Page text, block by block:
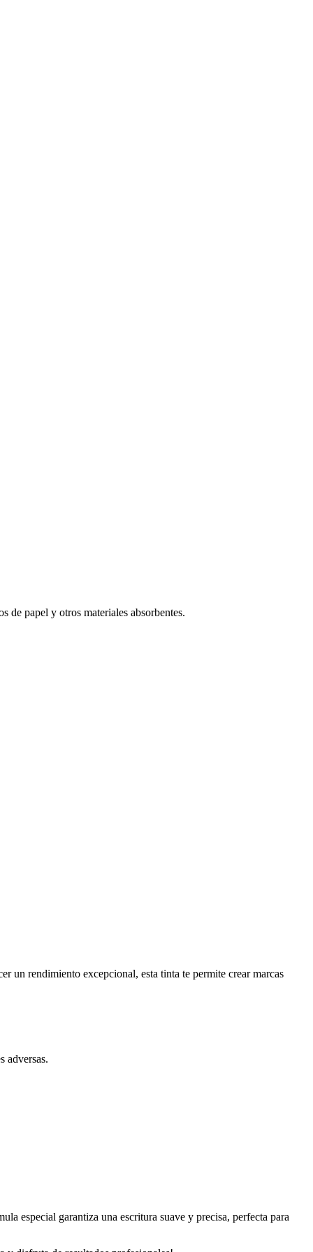
de papel y otros materiales absorbentes.
un rendimiento excepcional, esta tinta te permite crear marcas
adversas.
especial garantiza una escritura suave y precisa, perfecta para